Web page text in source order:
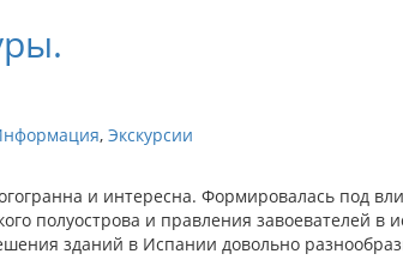
, Экскурсии
и интересна. Формировалась под
полуострова и правления завоевателей в
зданий в Испании довольно